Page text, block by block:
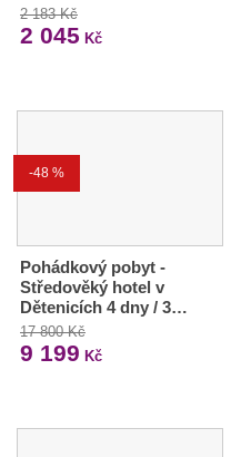
2 183 Kč
2 045 Kč
-48 %
Pohádkový pobyt -
Středověký hotel v
Dětenicích 4 dny / 3…
17 800 Kč
9 199 Kč